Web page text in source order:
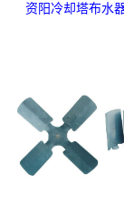
资阳冷却塔布水